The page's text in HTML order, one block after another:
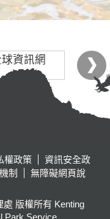
權政策
資訊安全政
制
無障礙網頁說
版權所有 Kenting
Park Service,